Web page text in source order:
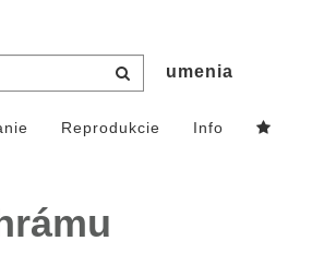
umenia
Reprodukcie Info